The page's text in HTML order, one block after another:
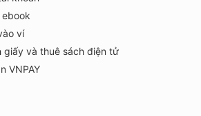
ví
giấy và thuê sách điện tử
VNPAY